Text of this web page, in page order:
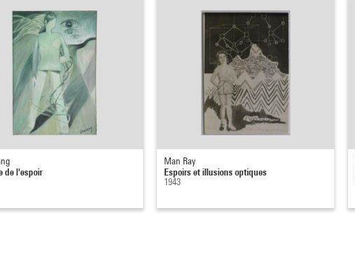
de l'espoir
Man Ray
Espoirs et illusions optiques
1943